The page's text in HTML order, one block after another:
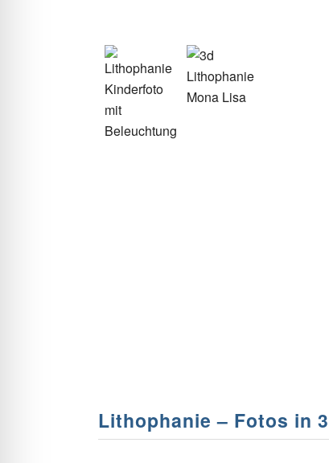
Lithophanie – Fotos in